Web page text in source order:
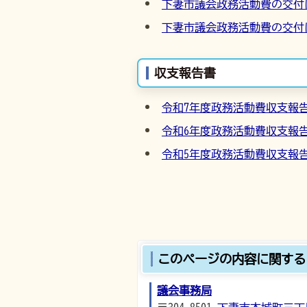
下妻市議会政務活動費の交
下妻市議会政務活動費の交
収支報告書
令和7年度政務活動費収支報
令和6年度政務活動費収支報
令和5年度政務活動費収支報
このページの内容に関す
議会事務局